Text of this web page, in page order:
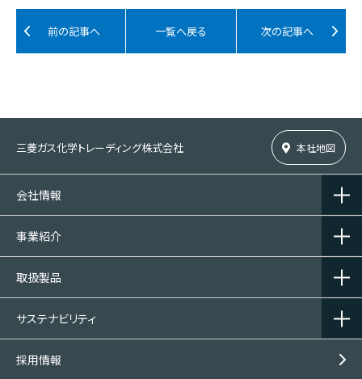
前の記事へ 一覧へ戻る 次の記事へ
三菱ガス化学トレーディング株式会社 本社地図
会社情報
事業紹介
取扱製品
サステナビリティ
採用情報